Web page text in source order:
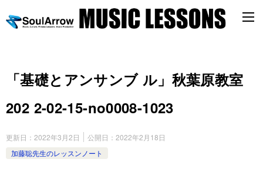
「基礎とアンサンブ ル」秋葉原教室
202 2-02-15-no0008-1023
更新日： 2022年3月2日 公開日： 2022年2月18日
加藤聡先生のレッスンノート